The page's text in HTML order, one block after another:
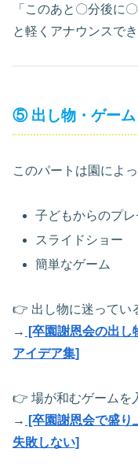
「このあと〇分後に
と軽くアナウンスで
⑤ 出し物・ゲーム
このパートは園によ
子どもからのプレ
スライドショー
簡単なゲーム
👉 出し物に迷ってい
→ [卒園謝恩会の出
アイデア集]
👉 場が和むゲームを
→ [卒園謝恩会で盛
失敗しない]